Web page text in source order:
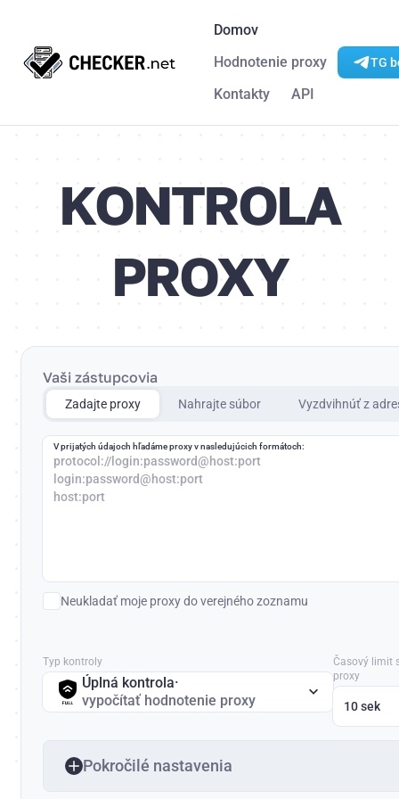
Domov
Hodnotenie proxy
Kontakty
API
TG
KONTROLA
PROXY
Vaši zástupcovia
Zadajte proxy Nahrajte súbor Vyzdvihnúť z
V prijatých údajoch hľadáme proxy v nasledujúcich formátoch:
protocol://login:password@host:port
login:password@host:port
host:port
Neukladať moje proxy do verejného zoznamu
Typ kontroly
Úplná kontrola·
vypočítať hodnotenie proxy
Časový limit
proxy
10 sek
Pokročilé nastavenia